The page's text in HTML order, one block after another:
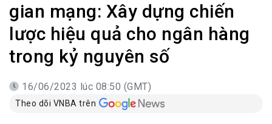
gian mạng: Xây dựng chiến
lược hiệu quả cho ngân hàng
trong kỷ nguyên số
16/06/2023 lúc 08:50 (GMT)
Theo dõi VNBA trên